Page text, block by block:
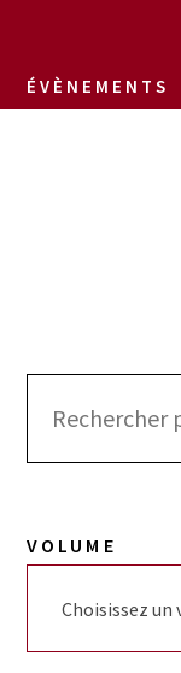
ÉVÈNEMENTS
Search
VOLUME
Choisissez un